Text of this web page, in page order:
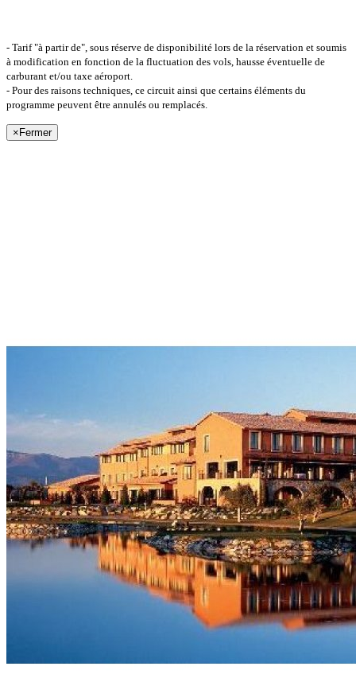
- Tarif "à partir de", sous réserve de disponibilité lors de la réservation et soumis
à modification en fonction de la fluctuation des vols, hausse éventuelle de
carburant et/ou taxe aéroport.
- Pour des raisons techniques, ce circuit ainsi que certains éléments du
programme peuvent être annulés ou remplacés.
× Fermer